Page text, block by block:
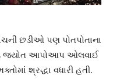
છડીઓ પણ પોતપોતાના
જ્યોત આપોઆપ ઓલવાઈ
શ્રદ્ધા વધારી હતી.